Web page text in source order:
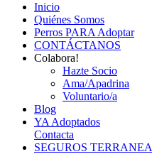
Inicio
Quiénes Somos
Perros PARA Adoptar
CONTÁCTANOS
Colabora!
Hazte Socio
Ama/Apadrina
Voluntario/a
Blog
YA Adoptados
Contacta
SEGUROS TERRANEA